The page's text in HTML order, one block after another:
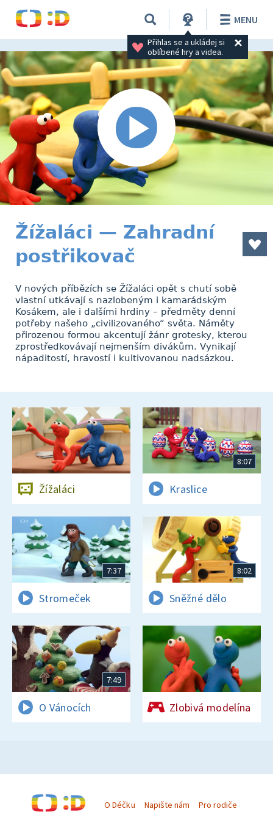
Přihlas se a ukládej si
oblíbené hry a videa.
MENU
Žížaláci — Zahradní
postřikovač
V nových příbězích se Žížaláci opět s chutí sobě
vlastní utkávají s nazlobeným i kamarádským
Kosákem, ale i dalšími hrdiny – předměty denní
potřeby našeho „civilizovaného“ světa. Náměty
přirozenou formou akcentují žánr grotesky, kterou
zprostředkovávají nejmenším divákům. Vynikají
nápaditostí, hravostí i kultivovanou nadsázkou.
Žížaláci
8:07
Kraslice
7:37
Stromeček
8:02
Sněžné dělo
7:49
O Vánocích Zlobivá modelína
O Déčku Napište nám Pro rodiče